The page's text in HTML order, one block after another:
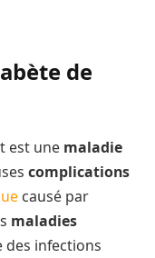
de
est une maladie
complications
causé par
maladies
des infections